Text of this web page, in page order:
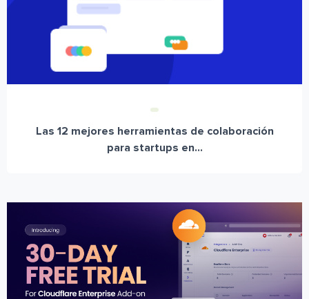
Las 12 mejores herramientas de colaboración
para startups en...